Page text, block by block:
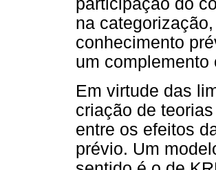
participação do
na
conhecimento
um
Em virtude das
criação de
entre os efeitos
prévio. Um